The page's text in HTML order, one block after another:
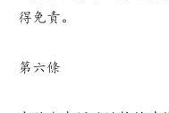
得免責。
第六條